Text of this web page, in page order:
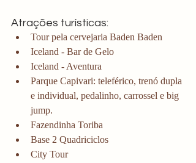
Atrações turísticas:
Tour pela cervejaria Baden Baden
Iceland - Bar de Gelo
Iceland - Aventura
Parque Capivari: teleférico, trenó dupla
e individual, pedalinho, carrossel e big
jump.
Fazendinha Toriba
Base 2 Quadriciclos
City Tour